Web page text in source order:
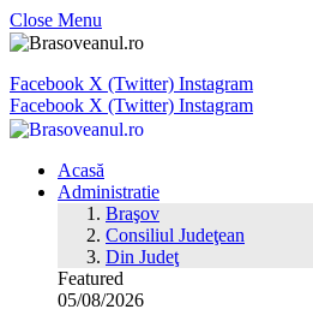
Close Menu
Facebook X (Twitter) Instagram
Facebook X (Twitter) Instagram
Acasă
Administratie
Braşov
Consiliul Judeţean
Din Judeţ
Featured
05/08/2026